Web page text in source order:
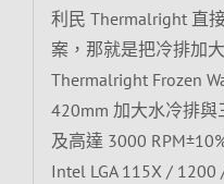
利民 Thermalright 直
案，那就是把冷排加
Thermalright Frozen
420mm 加大水冷排與
及高達 3000
Intel LGA 115X / 1200